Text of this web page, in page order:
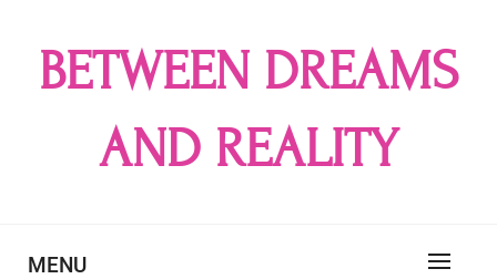
contentBETWEEN DREAMS
AND REALITY
MENU